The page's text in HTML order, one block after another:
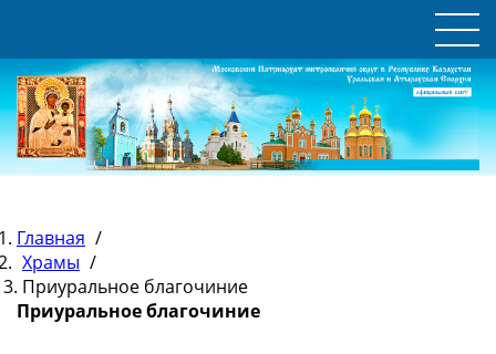
Главная /
Храмы /
Приуральное благочиние
Приуральное благочиние